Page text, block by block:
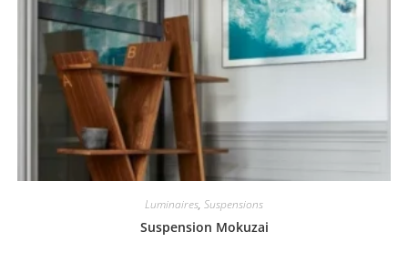
Luminaires, Suspensions
Suspension Mokuzai